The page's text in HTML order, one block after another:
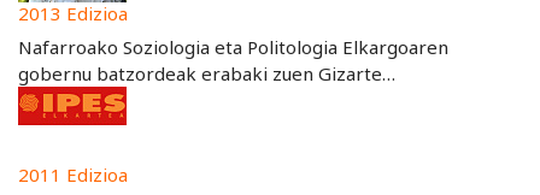
2013 Edizioa
Nafarroako Soziologia eta Politologia Elkargoaren
gobernu batzordeak erabaki zuen Gizarte…
2011 Edizioa